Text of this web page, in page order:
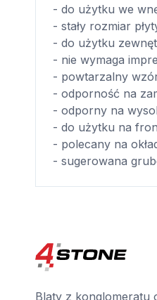
- do użytku we
- stały rozmiar
- do użytku
- nie wymaga
- powtarzalny
- odporność na
- odporny na
- do użytku na
- polecany na
- sugerowana
Blaty z konglomeratu